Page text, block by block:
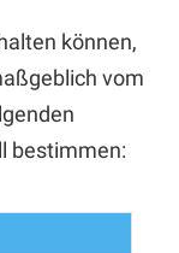
können,
vom
bestimmen: